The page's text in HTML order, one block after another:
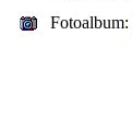
Fotoalbum: